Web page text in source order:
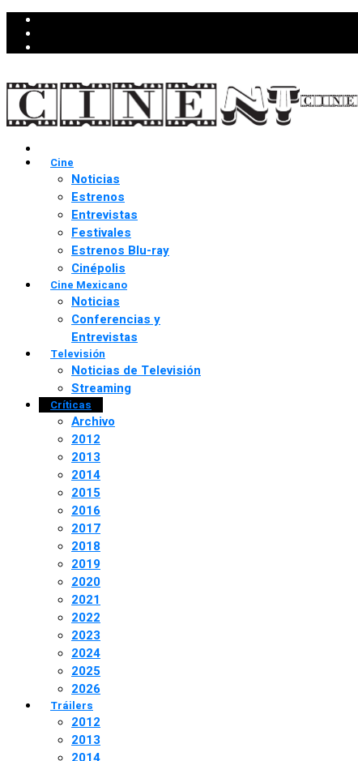
Cine
Noticias
Estrenos
Entrevistas
Festivales
Estrenos Blu-ray
Cinépolis
Cine Mexicano
Noticias
Conferencias y
Entrevistas
Televisión
Noticias de Televisión
Streaming
Críticas
Archivo
2012
2013
2014
2015
2016
2017
2018
2019
2020
2021
2022
2023
2024
2025
2026
Tráilers
2012
2013